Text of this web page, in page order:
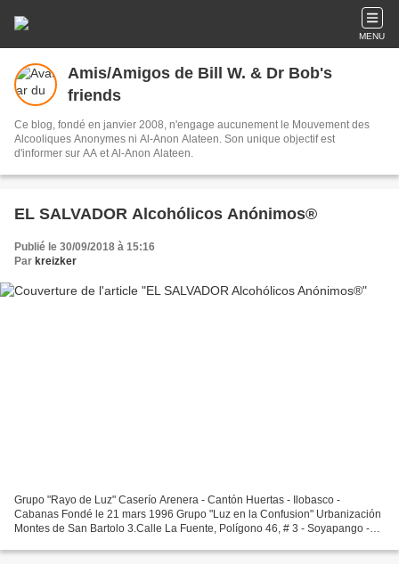
MENU
Amis/Amigos de Bill W. & Dr Bob's
friends
Ce blog, fondé en janvier 2008, n'engage aucunement le Mouvement des
Alcooliques Anonymes ni Al-Anon Alateen. Son unique objectif est
d'informer sur AA et Al-Anon Alateen.
EL SALVADOR Alcohólicos Anónimos®
Publié le 30/09/2018 à 15:16
Par kreizker
Grupo "Rayo de Luz" Caserío Arenera - Cantón Huertas - Ilobasco -
Cabanas Fondé le 21 mars 1996 Grupo "Luz en la Confusion" Urbanización
Montes de San Bartolo 3.Calle La Fuente, Polígono 46, # 3 - Soyapango -